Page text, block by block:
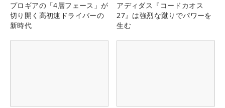
プロギアの「4層フェース」が
切り開く高初速ドライバーの
新時代
アディダス『コードカオス
27』は強烈な蹴りでパワーを
生む